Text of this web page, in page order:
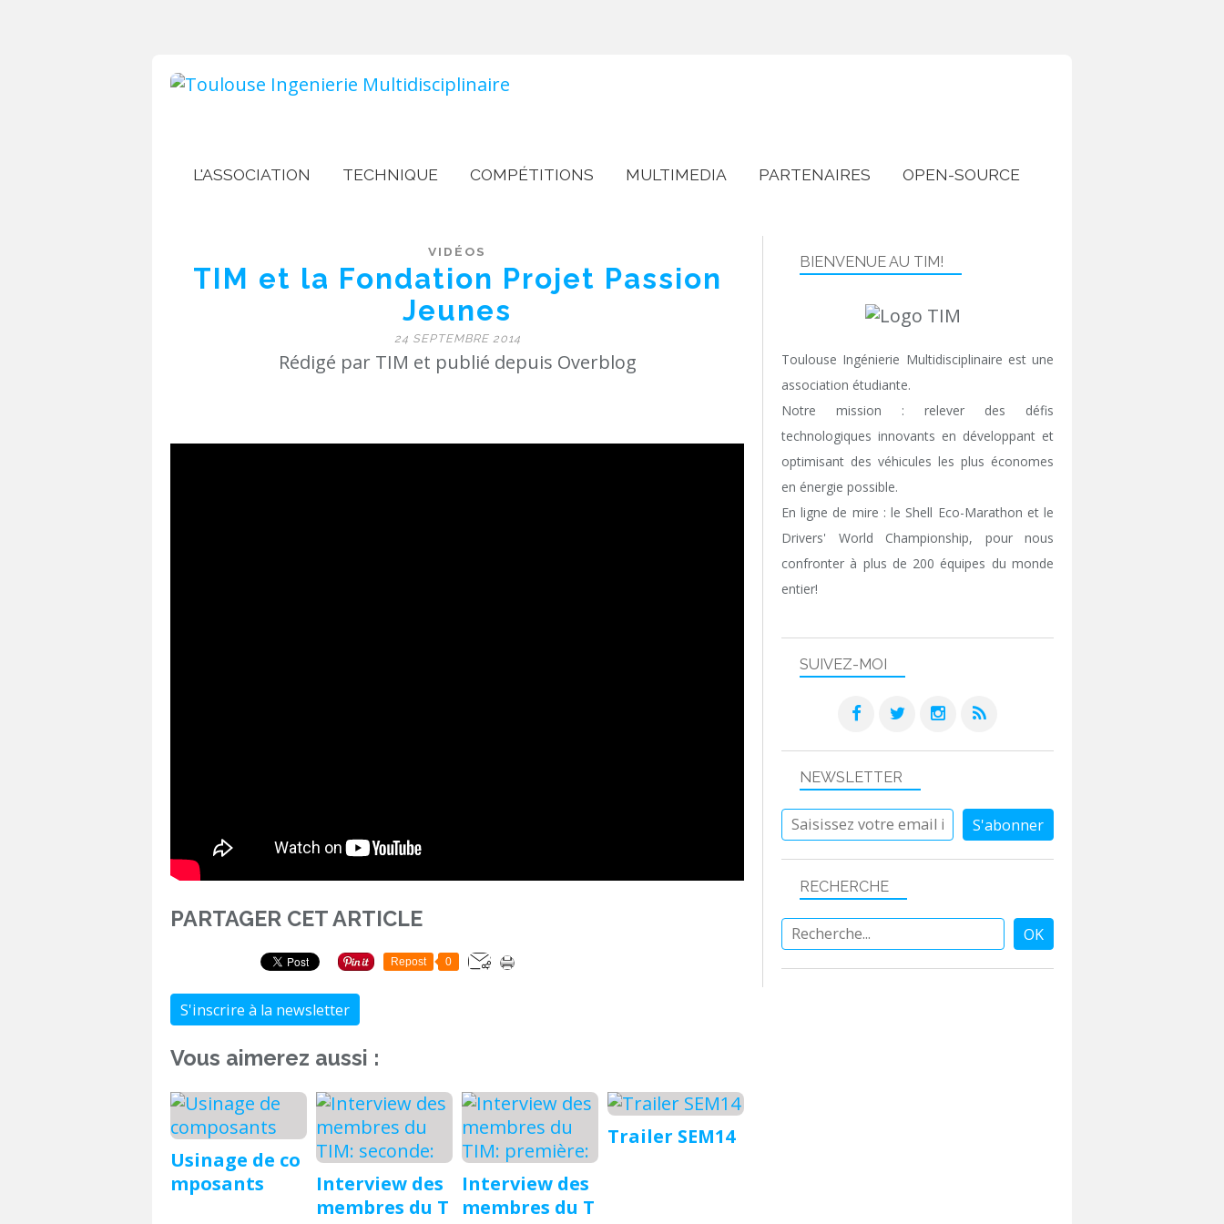
L'ASSOCIATION TECHNIQUE COMPÉTITIONS MULTIMEDIA PARTENAIRES OPEN-SOURCE
VIDÉOS
TIM et la Fondation Projet Passion
Jeunes
24 SEPTEMBRE 2014
Rédigé par TIM et publié depuis Overblog
PARTAGER CET ARTICLE
Repost 0
S'inscrire à la newsletter
Vous aimerez aussi :
Usinage de co
mposants
Interview des
membres du T
Interview des
membres du T
Trailer SEM14
NEWSLETTER
SUIVEZ-MOI
RECHERCHE
BIENVENUE AU TIM!
Toulouse Ingénierie Multidisciplinaire est une
association étudiante.
Notre mission : relever des défis
technologiques innovants en développant et
optimisant des véhicules les plus économes
en énergie possible.
En ligne de mire : le Shell Eco-Marathon et le
Drivers' World Championship, pour nous
confronter à plus de 200 équipes du monde
entier!